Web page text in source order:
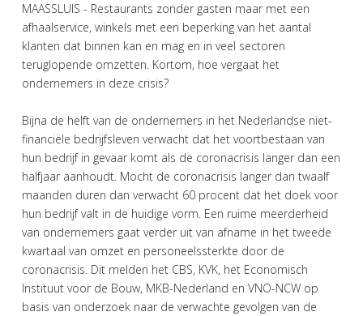
MAASSLUIS - Restaurants zonder gasten maar met een
afhaalservice, winkels met een beperking van het aantal
klanten dat binnen kan en mag en in veel sectoren
teruglopende omzetten. Kortom, hoe vergaat het
ondernemers in deze crisis?
Bijna de helft van de ondernemers in het Nederlandse niet-
financiële bedrijfsleven verwacht dat het voortbestaan van
hun bedrijf in gevaar komt als de coronacrisis langer dan een
halfjaar aanhoudt. Mocht de coronacrisis langer dan twaalf
maanden duren dan verwacht 60 procent dat het doek voor
hun bedrijf valt in de huidige vorm. Een ruime meerderheid
van ondernemers gaat verder uit van afname in het tweede
kwartaal van omzet en personeelssterkte door de
coronacrisis. Dit melden het CBS, KVK, het Economisch
Instituut voor de Bouw, MKB-Nederland en VNO-NCW op
basis van onderzoek naar de verwachte gevolgen van de